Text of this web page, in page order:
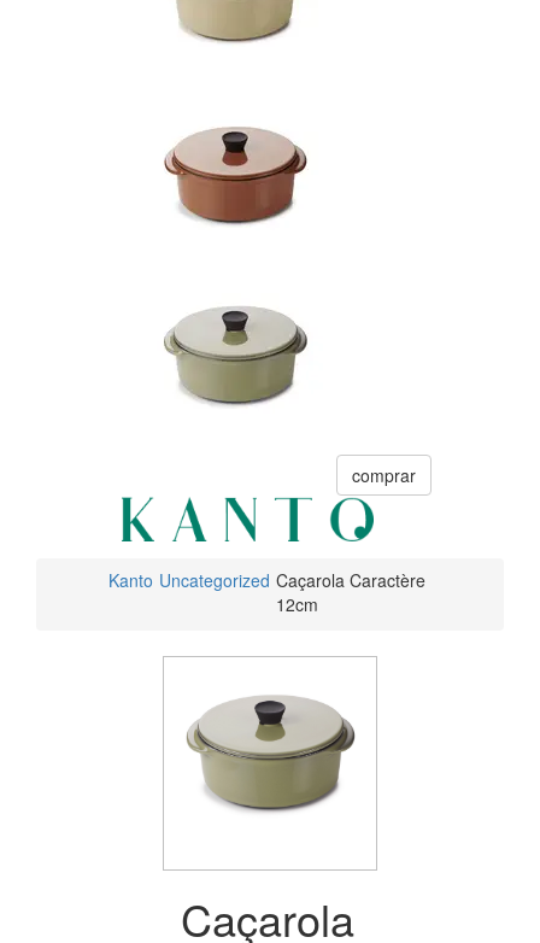
comprar
Kanto Uncategorized Caçarola Caractère
12cm
Caçarola